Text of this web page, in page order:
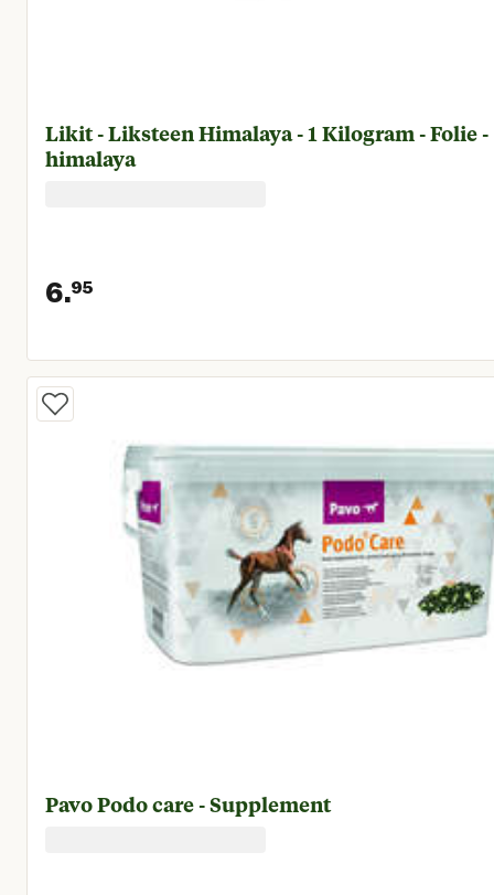
Likit - Liksteen Himalaya - 1 Kilogram - Folie -
himalaya
6.95
Huidige prijs € 6,95
Pavo Podo care - Supplement